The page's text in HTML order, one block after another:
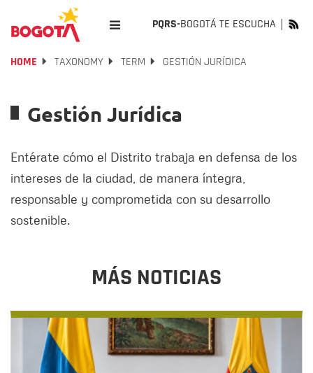
PQRS-BOGOTÁ TE ESCUCHA
HOME TAXONOMY TERM GESTIÓN JURÍDICA
Gestión Jurídica
Entérate cómo el Distrito trabaja en defensa de los
intereses de la ciudad, de manera íntegra,
responsable y comprometida con su desarrollo
sostenible.
MÁS NOTICIAS